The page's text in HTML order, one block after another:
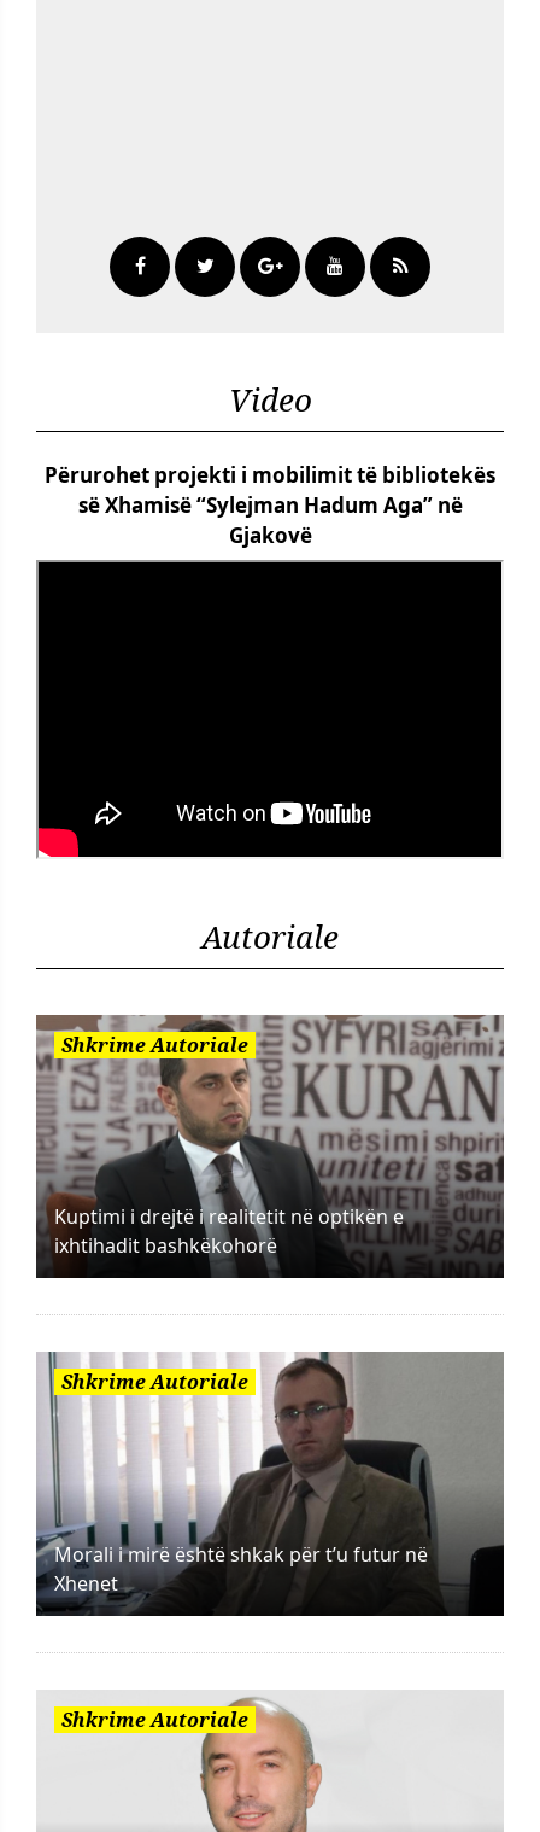
Video
Përurohet projekti i mobilimit të bibliotekës
së Xhamisë “Sylejman Hadum Aga” në
Gjakovë
Autoriale
Shkrime Autoriale
Kuptimi i drejtë i realitetit në optikën e
ixhtihadit bashkëkohorë
Shkrime Autoriale
Morali i mirë është shkak për t’u futur në
Xhenet
Shkrime Autoriale